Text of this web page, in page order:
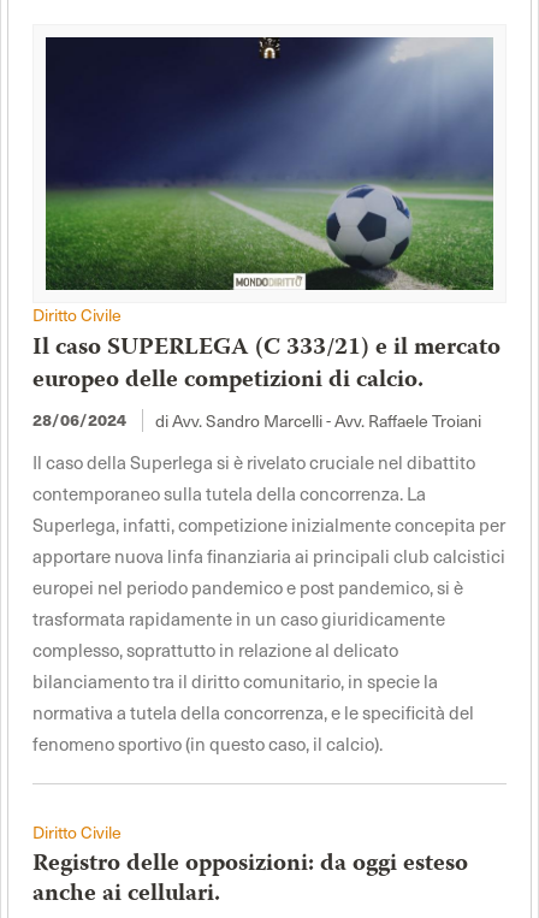
Diritto Civile
Il caso SUPERLEGA (C 333/21) e il mercato
europeo delle competizioni di calcio.
28/06/2024 di Avv. Sandro Marcelli - Avv. Raffaele Troiani
Il caso della Superlega si è rivelato cruciale nel dibattito
contemporaneo sulla tutela della concorrenza. La
Superlega, infatti, competizione inizialmente concepita per
apportare nuova linfa finanziaria ai principali club calcistici
europei nel periodo pandemico e post pandemico, si è
trasformata rapidamente in un caso giuridicamente
complesso, soprattutto in relazione al delicato
bilanciamento tra il diritto comunitario, in specie la
normativa a tutela della concorrenza, e le specificità del
fenomeno sportivo (in questo caso, il calcio).
Diritto Civile
Registro delle opposizioni: da oggi esteso
anche ai cellulari.